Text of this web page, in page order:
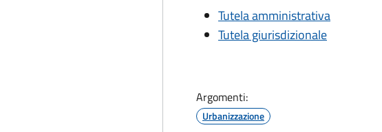
Tutela amministrativa
Tutela giurisdizionale
Argomenti:
Urbanizzazione